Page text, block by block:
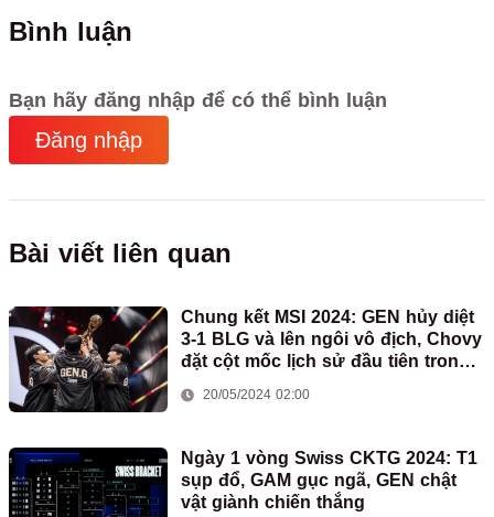
Bình luận
Bạn hãy đăng nhập để có thể bình luận
Đăng nhập
Bài viết liên quan
Chung kết MSI 2024: GEN hủy diệt
3-1 BLG và lên ngôi vô địch, Chovy
đặt cột mốc lịch sử đầu tiên trong
sự nghiệp
20/05/2024 02:00
Ngày 1 vòng Swiss CKTG 2024: T1
sụp đổ, GAM gục ngã, GEN chật
vật giành chiến thắng